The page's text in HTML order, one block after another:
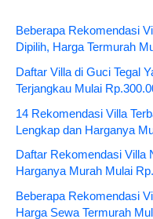
Beberapa Rekomendasi
Dipilih, Harga Termurah
Daftar Villa di Guci Tegal
Terjangkau Mulai
14 Rekomendasi Villa
Lengkap dan Harganya
Daftar Rekomendasi Villa
Harganya Murah Mulai
Beberapa Rekomendasi
Harga Sewa Termurah